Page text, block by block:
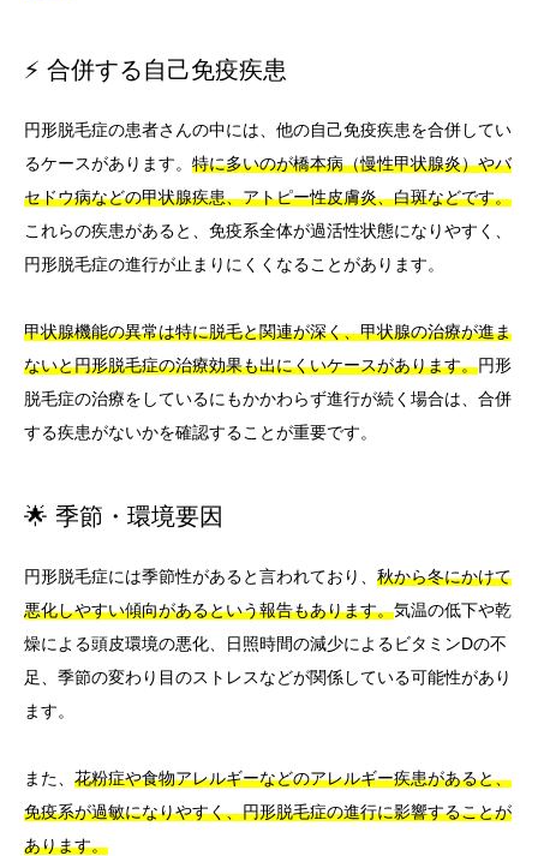
⚡ 合併する自己免疫疾患
円形脱毛症の患者さんの中には、他の自己免疫疾患を合併してい
るケースがあります。 特に多いのが橋本病（慢性甲状腺炎）やバ
セドウ病などの甲状腺疾患、アトピー性皮膚炎、白斑などです。
これらの疾患があると、免疫系全体が過活性状態になりやすく、
円形脱毛症の進行が止まりにくくなることがあります。
甲状腺機能の異常は特に脱毛と関連が深く、甲状腺の治療が進ま
ないと円形脱毛症の治療効果も出にくいケースがあります。円形
脱毛症の治療をしているにもかかわらず進行が続く場合は、合併
する疾患がないかを確認することが重要です。
🌟 季節・環境要因
円形脱毛症には季節性があると言われており、 秋から冬にかけて
悪化しやすい傾向があるという報告もあります。気温の低下や乾
燥による頭皮環境の悪化、日照時間の減少によるビタミンDの不
足、季節の変わり目のストレスなどが関係している可能性があり
ます。
また、 花粉症や食物アレルギーなどのアレルギー疾患があると、
免疫系が過敏になりやすく、円形脱毛症の進行に影響することが
あります。